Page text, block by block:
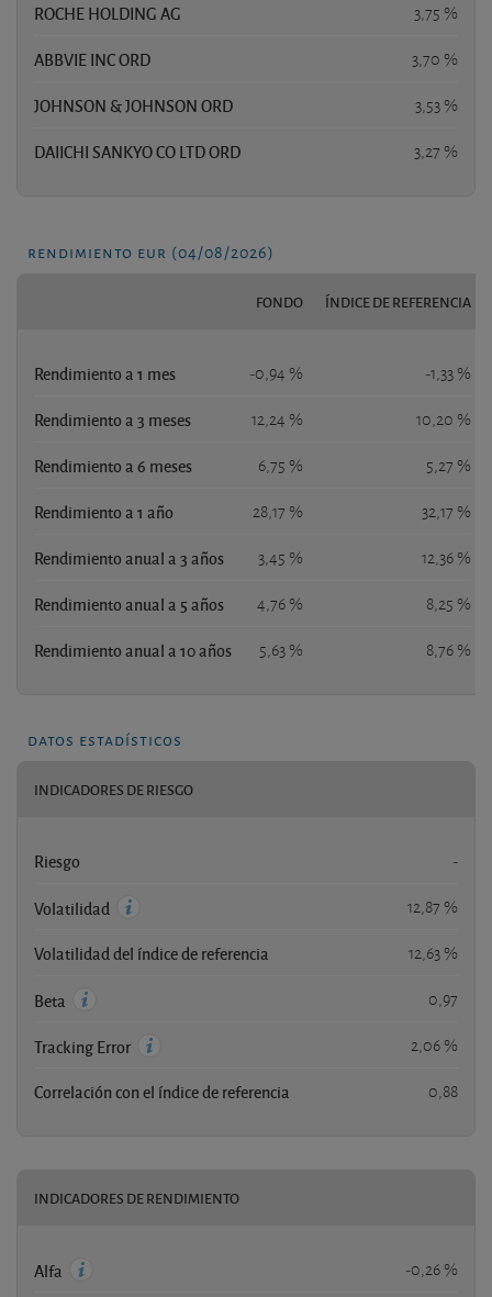
ROCHE HOLDING AG 3,75 %
ABBVIE INC ORD 3,70 %
JOHNSON & JOHNSON ORD 3,53 %
DAIICHI SANKYO CO LTD ORD 3,27 %
rendimiento eur (04/08/2026)
FONDO ÍNDICE DE REFERENCIA
Rendimiento a 1 mes -0,94 % -1,33 %
Rendimiento a 3 meses 12,24 % 10,20 %
Rendimiento a 6 meses 6,75 % 5,27 %
Rendimiento a 1 año 28,17 % 32,17 %
Rendimiento anual a 3 años 3,45 % 12,36 %
Rendimiento anual a 5 años 4,76 % 8,25 %
Rendimiento anual a 10 años 5,63 % 8,76 %
datos estadísticos
INDICADORES DE RIESGO
Riesgo -
Volatilidad 12,87 %
Volatilidad del índice de referencia 12,63 %
Beta 0,97
Tracking Error 2,06 %
Correlación con el índice de referencia 0,88
INDICADORES DE RENDIMIENTO
Alfa -0,26 %